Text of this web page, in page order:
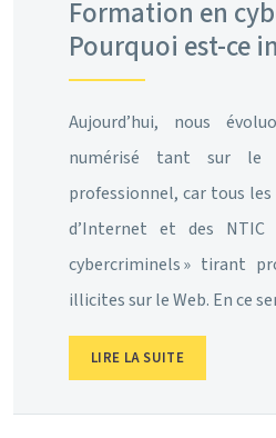
Formation en
Pourquoi est-ce
Aujourd’hui, nous
numérisé tant sur le
professionnel, car tous
d’Internet et des
cybercriminels » tirant
illicites sur le Web. En ce
LIRE LA SUITE